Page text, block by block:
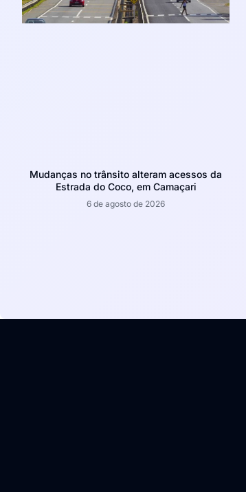
Mudanças no trânsito alteram acessos da
Estrada do Coco, em Camaçari
6 de agosto de 2026